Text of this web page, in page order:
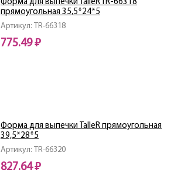
Артикул: TR-66318
Форма для выпечки TalleR TR-66318
прямоугольная 35,5*24*5
775.49 ₽
Артикул: TR-66320
Форма для выпечки TalleR прямоугольная
39,5*28*5
827.64 ₽